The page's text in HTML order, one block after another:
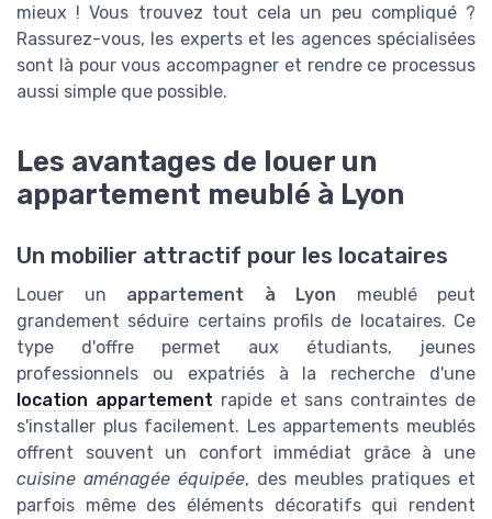
mieux ! Vous trouvez tout cela un peu compliqué ?
Rassurez-vous, les experts et les agences spécialisées
sont là pour vous accompagner et rendre ce processus
aussi simple que possible.
Les avantages de louer un
appartement meublé à Lyon
Un mobilier attractif pour les locataires
Louer un appartement à Lyon meublé peut
grandement séduire certains profils de locataires. Ce
type d'offre permet aux étudiants, jeunes
professionnels ou expatriés à la recherche d'une
location appartement rapide et sans contraintes de
s'installer plus facilement. Les appartements meublés
offrent souvent un confort immédiat grâce à une
cuisine aménagée équipée, des meubles pratiques et
parfois même des éléments décoratifs qui rendent